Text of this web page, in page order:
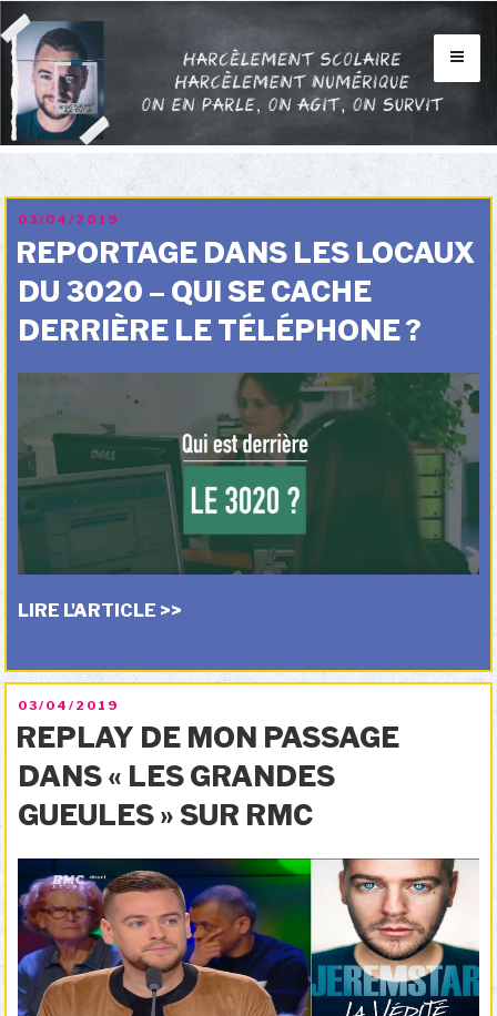
Aller
au
contenu
principal
INFOS
BLOG
VIDÉOS
CONTACTS
MON HISTOIRE
PUBLIÉ
LE
03/04/2019
REPORTAGE DANS LES LOCAUX
DU 3020 – QUI SE CACHE
DERRIÈRE LE TÉLÉPHONE ?
LIRE L'ARTICLE >>
PUBLIÉ
LE
03/04/2019
REPLAY DE MON PASSAGE
DANS « LES GRANDES
GUEULES » SUR RMC